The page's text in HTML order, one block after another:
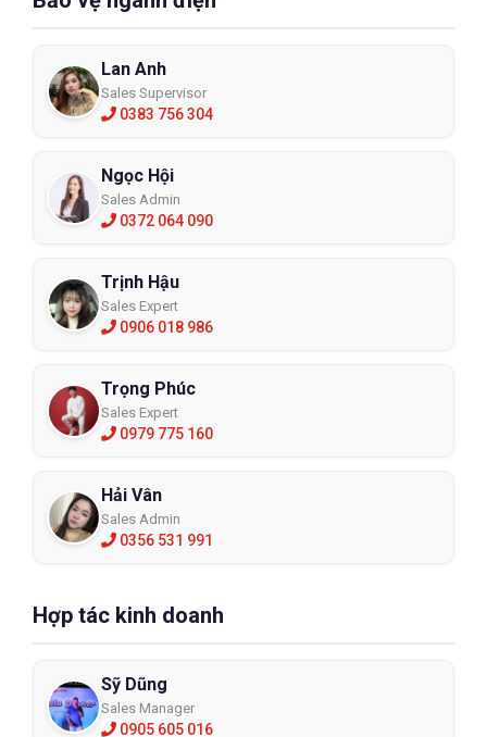
Lan Anh
Sales Supervisor
0383 756 304
Ngọc Hội
Sales Admin
0372 064 090
Trịnh Hậu
Sales Expert
0906 018 986
Trọng Phúc
Sales Expert
0979 775 160
Hải Vân
Sales Admin
0356 531 991
Hợp tác kinh doanh
Sỹ Dũng
Sales Manager
0905 605 016